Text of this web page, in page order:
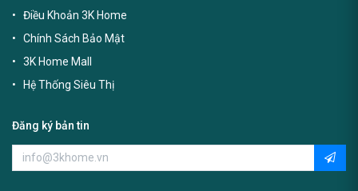
Điều Khoản 3K Home
Chính Sách Bảo Mật
3K Home Mall
Hệ Thống Siêu Thị
Đăng ký bản tin